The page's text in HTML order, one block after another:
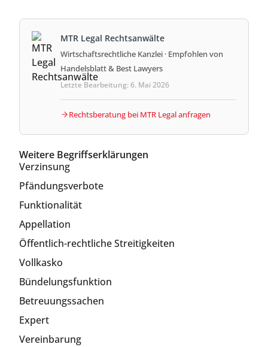
MTR Legal Rechtsanwälte
Wirtschaftsrechtliche Kanzlei · Empfohlen von
Handelsblatt & Best Lawyers
Letzte Bearbeitung: 6. Mai 2026
Rechtsberatung bei MTR Legal anfragen
Weitere Begriffserklärungen
Verzinsung
Pfändungsverbote
Funktionalität
Appellation
Öffentlich-rechtliche Streitigkeiten
Vollkasko
Bündelungsfunktion
Betreuungssachen
Expert
Vereinbarung